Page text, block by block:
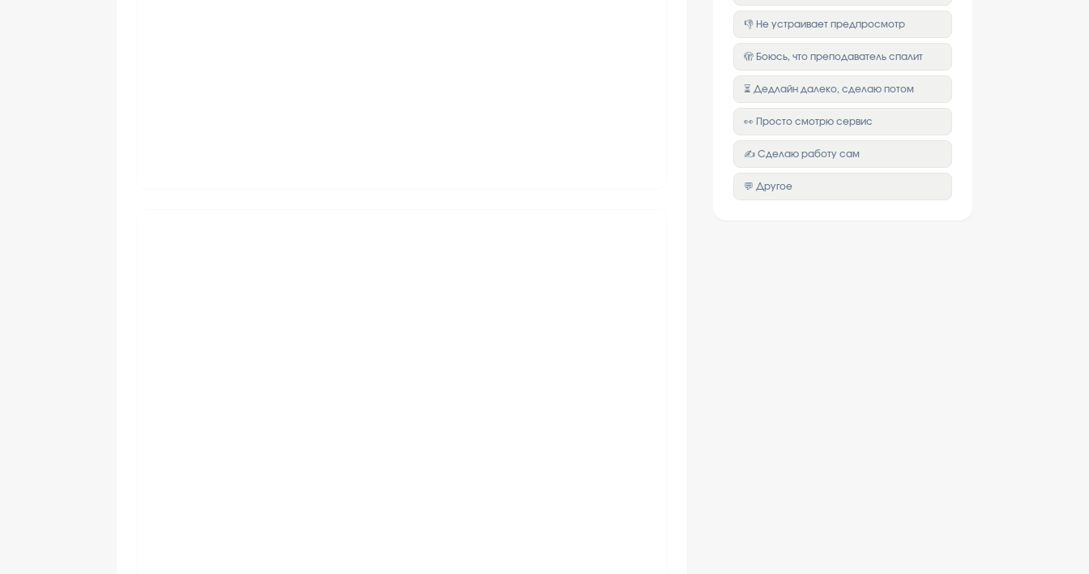
👎 Не устраивает предпросмотр
🫣 Боюсь, что преподаватель спалит
⏳ Дедлайн далеко, сделаю потом
👀 Просто смотрю сервис
✍️ Сделаю работу сам
💬 Другое